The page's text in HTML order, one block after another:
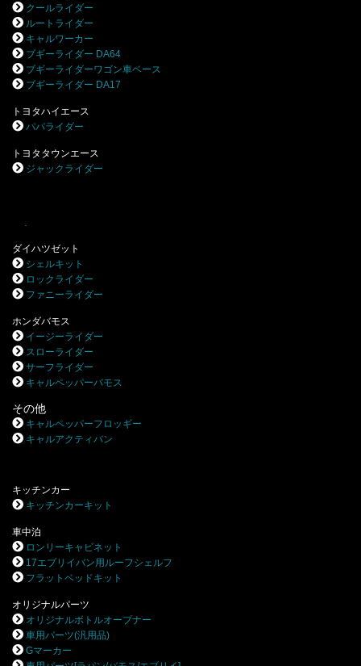
クールライダー
ルートライダー
キャルワーカー
ブギーライダー DA64
ブギーライダーワゴン車ベース
ブギーライダー DA17
トヨタハイエース
パパライダー
トヨタタウンエース
ジャックライダー
ダイハツゼット
シェルキット
ロックライダー
ファニーライダー
ホンダバモス
イージーライダー
スローライダー
サーフライダー
キャルペッパーバモス
その他
キャルペッパーフロッギー
キャルアクティバン
キッチンカー
キッチンカーキット
車中泊
ロンリーキャビネット
17エブリイバン用ルーフシェルフ
フラットベッドキット
オリジナルパーツ
オリジナルボトルオープナー
車用パーツ(汎用品)
Gマーカー